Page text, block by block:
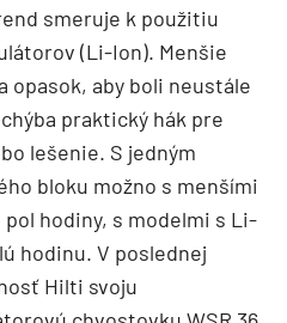
smeruje k použitiu
(Li-Ion). Menšie
opasok, aby boli neustále
praktický hák pre
lešenie. S jedným
bloku možno s menšími
hodiny, s modelmi s Li-
hodinu. V poslednej
Hilti svoju